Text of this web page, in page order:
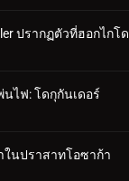
ปรากฏตัวที่ฮอกไกโด
ไฟ: โดกุกันเดอร์
ในปราสาทโอซาก้า